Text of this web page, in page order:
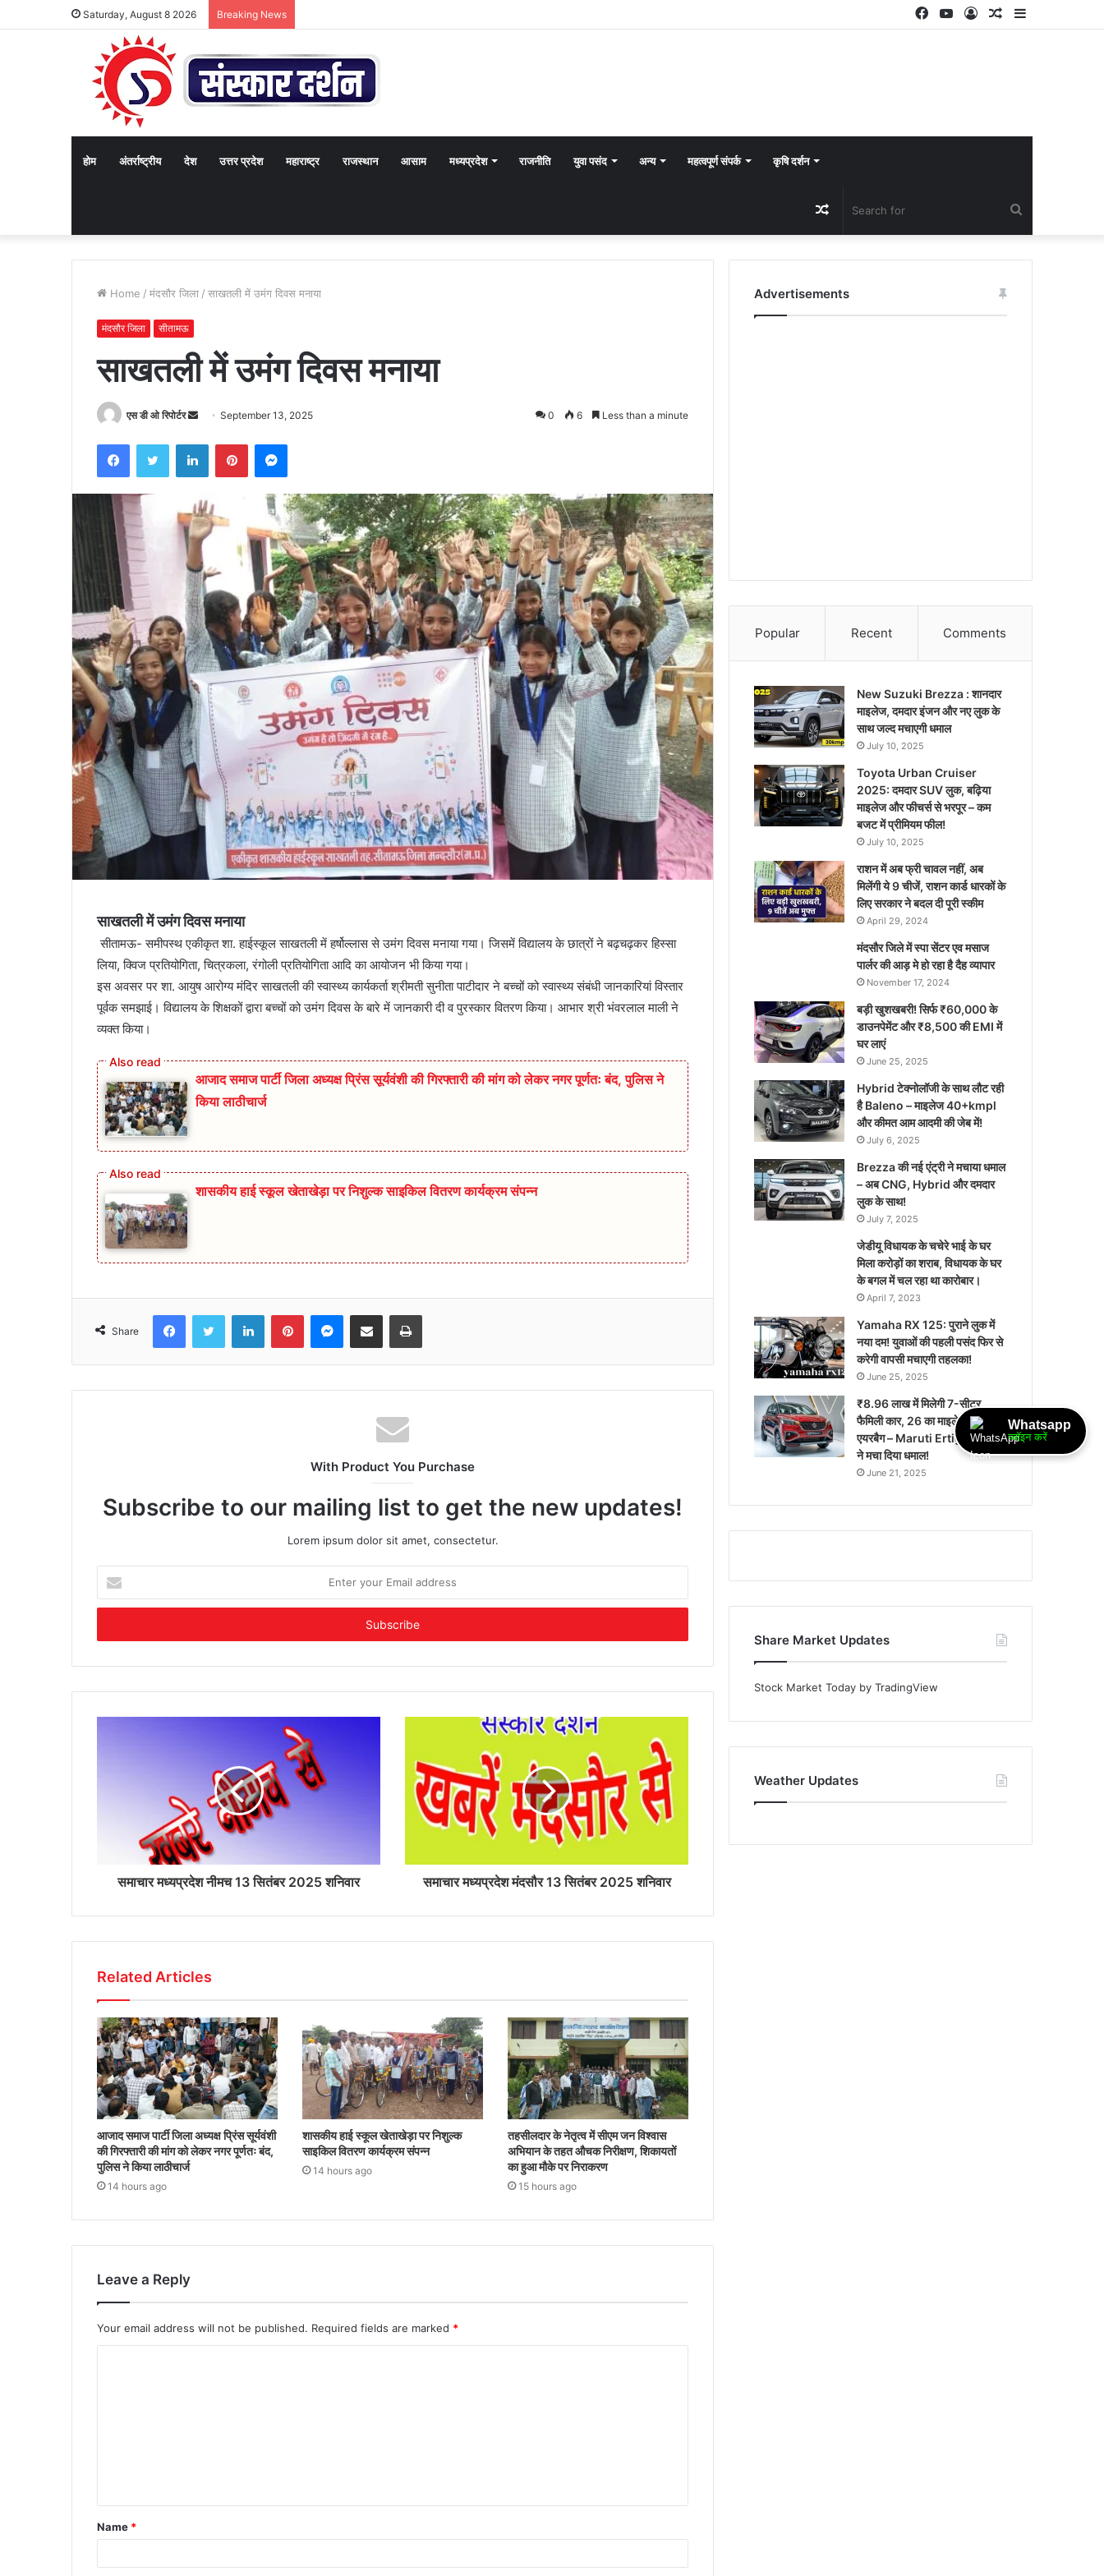
Saturday, August 8 2026 Breaking News Sidebar
Random
Log
YouTube
Facebook
होम अंतर्राष्ट्रीय देश उत्तर प्रदेश महाराष्ट्र राजस्थान आसाम मध्यप्रदेश राजनीति युवा पसंद अन्य महत्वपूर्ण संपर्क कृषि दर्शन
for
Random
Article
Home / मंदसौर जिला / साखतली में उमंग दिवस मनाया
मंदसौर जिला सीतामऊ
साखतली में उमंग दिवस मनाया
एस डी ओ रिपोर्टर
SendSeptember 13, 2025 0 6 Less than a minute
FacebookTwitter LinkedInPinterestMessenger
साखतली में उमंग दिवस मनाया
सीतामऊ- समीपस्थ एकीकृत शा. हाईस्कूल साखतली में हर्षोल्लास से उमंग दिवस मनाया गया। जिसमें विद्यालय के छात्रों ने बढ़चढ़कर हिस्सा
लिया, क्विज प्रतियोगिता, चित्रकला, रंगोली प्रतियोगिता आदि का आयोजन भी किया गया।
इस अवसर पर शा. आयुष आरोग्य मंदिर साखतली की स्वास्थ्य कार्यकर्ता श्रीमती सुनीता पाटीदार ने बच्चों को स्वास्थ्य संबंधी जानकारियां विस्तार
पूर्वक समझाई। विद्यालय के शिक्षकों द्वारा बच्चों को उमंग दिवस के बारे में जानकारी दी व पुरस्कार वितरण किया। आभार श्री भंवरलाल माली ने
व्यक्त किया।
आजाद समाज पार्टी जिला अध्यक्ष प्रिंस सूर्यवंशी की गिरफ्तारी की मांग को लेकर नगर पूर्णतः बंद, पुलिस ने
किया लाठीचार्ज
शासकीय हाई स्कूल खेताखेड़ा पर निशुल्क साइकिल वितरण कार्यक्रम संपन्न
Share
FacebookTwitter LinkedInPinterestMessenger
Share via Email Print
With Product You Purchase
Subscribe to our mailing list to get the new updates!
Lorem ipsum dolor sit amet, consectetur.
your
Email
समाचार मध्यप्रदेश नीमच 13 सितंबर 2025 शनिवार समाचार मध्यप्रदेश मंदसौर 13 सितंबर 2025 शनिवार
Related Articles
आजाद समाज पार्टी जिला अध्यक्ष प्रिंस सूर्यवंशी
की गिरफ्तारी की मांग को लेकर नगर पूर्णतः बंद,
पुलिस ने किया लाठीचार्ज
14 hours ago
शासकीय हाई स्कूल खेताखेड़ा पर निशुल्क
साइकिल वितरण कार्यक्रम संपन्न
14 hours ago
तहसीलदार के नेतृत्व में सीएम जन विश्वास
अभियान के तहत औचक निरीक्षण, शिकायतों
का हुआ मौके पर निराकरण
15 hours ago
Leave a Reply
Your email address will not be published. Required fields are marked *
Name *
Advertisements
Popular Recent Comments
New Suzuki Brezza : शानदार
माइलेज, दमदार इंजन और नए लुक के
साथ जल्द मचाएगी धमाल
July 10, 2025
Toyota Urban Cruiser
2025: दमदार SUV लुक, बढ़िया
माइलेज और फीचर्स से भरपूर – कम
बजट में प्रीमियम फील!
July 10, 2025
राशन में अब फ्री चावल नहीं, अब
मिलेंगी ये 9 चीजें, राशन कार्ड धारकों के
लिए सरकार ने बदल दी पूरी स्कीम
April 29, 2024
मंदसौर जिले में स्पा सेंटर एव मसाज
पार्लर की आड़ मे हो रहा है दैह व्यापार
November 17, 2024
बड़ी खुशखबरी! सिर्फ ₹60,000 के
डाउनपेमेंट और ₹8,500 की EMI में
घर लाएं
June 25, 2025
Hybrid टेक्नोलॉजी के साथ लौट रही
है Baleno – माइलेज 40+kmpl
और कीमत आम आदमी की जेब में!
July 6, 2025
Brezza की नई एंट्री ने मचाया धमाल
– अब CNG, Hybrid और दमदार
लुक के साथ!
July 7, 2025
जेडीयू विधायक के चचेरे भाई के घर
मिला करोड़ों का शराब, विधायक के घर
के बगल में चल रहा था कारोबार।
April 7, 2023
Yamaha RX 125: पुराने लुक में
नया दम! युवाओं की पहली पसंद फिर से
करेगी वापसी मचाएगी तहलका!
June 25, 2025
₹8.96 लाख में मिलेगी 7-सीटर
फैमिली कार, 26 का माइलेज और 6
एयरबैग – Maruti Ertiga 2025
ने मचा दिया धमाल!
June 21, 2025
Share Market Updates
Stock Market Today by TradingView
Weather Updates
Whatsapp
ज्वॉइन करें